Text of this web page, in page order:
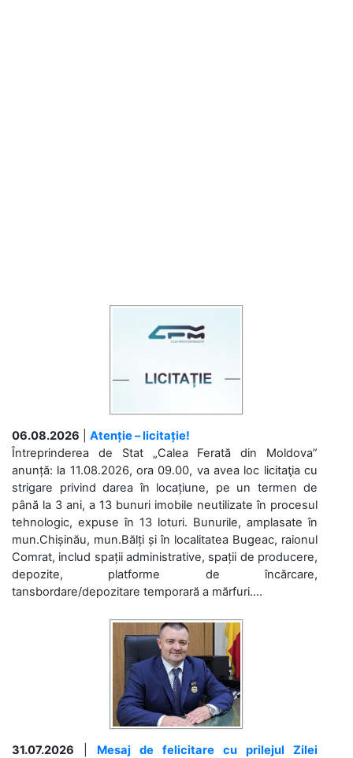
06.08.2026
Atenție – licitație!
Întreprinderea de Stat „Calea Ferată din Moldova”
anunță: la 11.08.2026, ora 09.00, va avea loc licitaţia cu
strigare privind darea în locațiune, pe un termen de
până la 3 ani, a 13 bunuri imobile neutilizate în procesul
tehnologic, expuse în 13 loturi. Bunurile, amplasate în
mun.Chișinău, mun.Bălți și în localitatea Bugeac, raionul
Comrat, includ spații administrative, spații de producere,
depozite, platforme de încărcare,
tansbordare/depozitare temporară a mărfuri....
31.07.2026
Mesaj de felicitare cu prilejul Zilei